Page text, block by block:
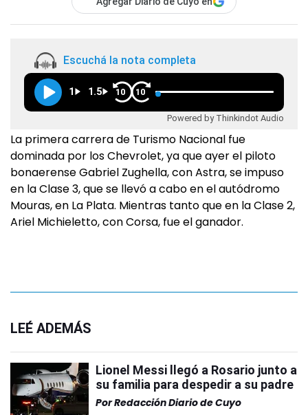
Escuchá la nota completa
1 1.5 10 10
Powered by Thinkindot Audio
La primera carrera de Turismo Nacional fue
dominada por los Chevrolet, ya que ayer el piloto
bonaerense Gabriel Zughella, con Astra, se impuso
en la Clase 3, que se llevó a cabo en el autódromo
Mouras, en La Plata. Mientras tanto que en la Clase 2,
Ariel Michieletto, con Corsa, fue el ganador.
LEÉ ADEMÁS
Lionel Messi llegó a Rosario junto a
su familia para despedir a su padre
PorRedacción Diario de Cuyo